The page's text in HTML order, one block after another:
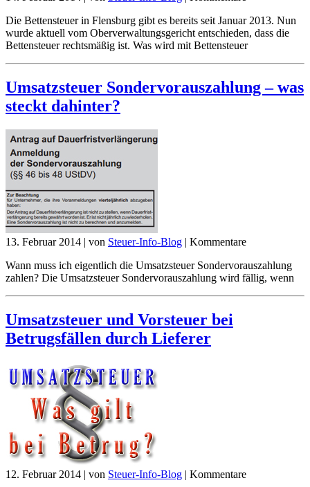
Die Bettensteuer in Flensburg gibt es bereits seit Januar 2013. Nun
wurde aktuell vom Oberverwaltungsgericht entschieden, dass die
Bettensteuer rechtsmäßig ist. Was wird mit Bettensteuer
Umsatzsteuer Sondervorauszahlung – was
steckt dahinter?
13. Februar 2014 | von Steuer-Info-Blog | Kommentare
Wann muss ich eigentlich die Umsatzsteuer Sondervorauszahlung
zahlen? Die Umsatzsteuer Sondervorauszahlung wird fällig, wenn
Umsatzsteuer und Vorsteuer bei
Betrugsfällen durch Lieferer
12. Februar 2014 | von Steuer-Info-Blog | Kommentare